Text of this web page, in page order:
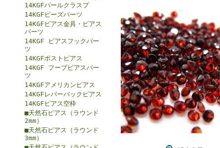
14KGFパールクラスプ
14KGFビーズパーツ
14KGFピアス金具・ピアス
パーツ
14KGF ピアスフックパー
ツ
14KGFポストピアス
14KGF フープピアスパー
ツ
14KGFアメリカンピアス
14KGFレバーバックピアス
14KGFピアス空枠
■天然石ピアス（ラウンド
2mm）
■天然石ピアス（ラウンド
3mm）